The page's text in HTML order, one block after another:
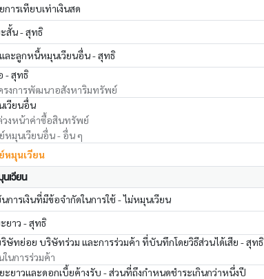
การเทียบเท่าเงินสด
สั้น - สุทธิ
ละลูกหนี้หมุนเวียนอื่น - สุทธิ
- สุทธิ
รงการพัฒนาอสังหาริมทรัพย์
วียนอื่น
วงหน้าค่าซื้อสินทรัพย์
มุนเวียนอื่น - อื่น ๆ
หมุนเวียน
เวียน
การเงินที่มีข้อจำกัดในการใช้ - ไม่หมุนเวียน
ยาว - สุทธิ
ษัทย่อย บริษัทร่วม และการร่วมค้า ที่บันทึกโดยวิธีส่วนได้เสีย - สุทธิ
ในการร่วมค้า
ะยาวและดอกเบี้ยค้างรับ - ส่วนที่ถึงกำหนดชำระเกินกว่าหนึ่งปี